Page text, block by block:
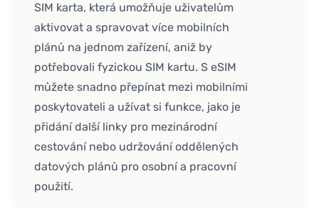
SIM karta, která umožňuje uživatelům
aktivovat a spravovat více mobilních
plánů na jednom zařízení, aniž by
potřebovali fyzickou SIM kartu. S eSIM
můžete snadno přepínat mezi mobilními
poskytovateli a užívat si funkce, jako je
přidání další linky pro mezinárodní
cestování nebo udržování oddělených
datových plánů pro osobní a pracovní
použití.